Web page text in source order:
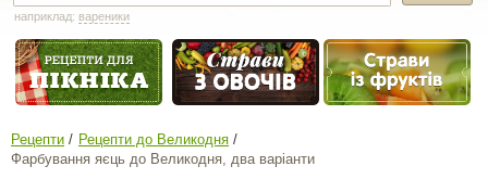
наприклад: вареники
Рецепти
Рецепти до Великодня
Фарбування яєць до Великодня, два варіанти